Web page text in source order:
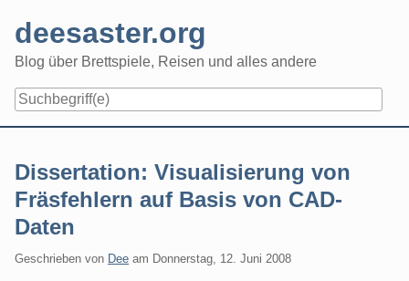
content
deesaster.org
Blog über Brettspiele, Reisen und alles andere
Dissertation: Visualisierung von
Fräsfehlern auf Basis von CAD-
Daten
Geschrieben von Dee am Donnerstag, 12. Juni 2008